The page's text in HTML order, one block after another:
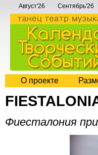
Август'26 Сентябрь'26
О проекте
Фиесталония